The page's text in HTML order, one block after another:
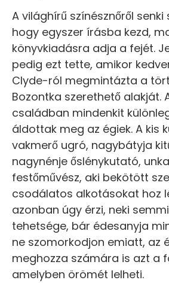
A világhírű színésznőről
hogy egyszer írásba kezd,
könyvkiadásra adja a fejét.
pedig ezt tette, amikor
Clyde-ról megmintázta a
Bozontka szerethető alakját.
családban mindenkit
áldottak meg az égiek. A kis
vakmerő ugró, nagybátyja
nagynénje őslénykutató,
festőművész, aki bekötött
csodálatos alkotásokat hoz
azonban úgy érzi, neki
tehetsége, bár édesanyja
ne szomorkodjon emiatt, az
meghozza számára is azt a
amelyben örömét lelheti.